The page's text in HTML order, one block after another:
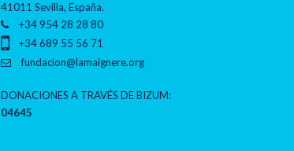
41011 Sevilla, España.
+34 954 28 28 80
+34 689 55 56 71
fundacion@lamaignere.org
DONACIONES A TRAVÉS DE BIZUM:
04645